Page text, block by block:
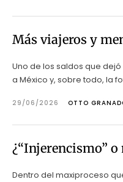
Más viajeros y
Uno de los saldos que
a México y, sobre todo, la
29/06/2026 OTTO
¿“Injerencismo” o
Dentro del maxiproceso